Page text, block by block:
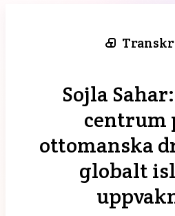
Sojla
centrum
ottomanska
globalt